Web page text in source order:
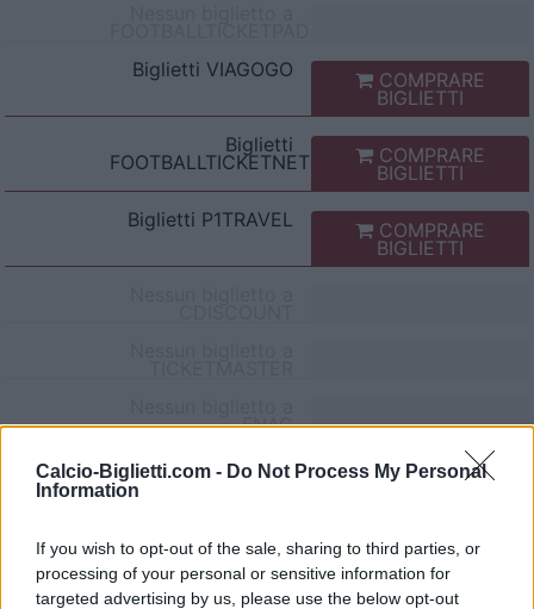
Calcio-Biglietti.com - Do Not Process My Personal
Information
If you wish to opt-out of the sale, sharing to third parties, or
processing of your personal or sensitive information for
targeted advertising by us, please use the below opt-out
Biglietti VIAGOGO COMPRARE
BIGLIETTI
Biglietti
FOOTBALLTICKETNET COMPRARE
BIGLIETTI
Biglietti P1TRAVEL COMPRARE
BIGLIETTI
FNAC
Nessun biglietto a
CARREFOUR
Partite Atalanta Venezia
2025 Atalanta Venezia